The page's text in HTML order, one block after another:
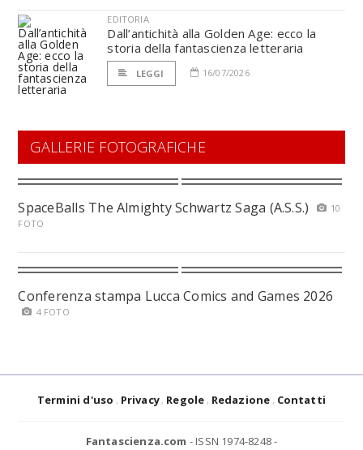
EDITORIA
Dall’antichità alla Golden Age: ecco la
storia della fantascienza letteraria
LEGGI 16/07/2026
GALLERIE FOTOGRAFICHE
SpaceBalls The Almighty Schwartz Saga (A.S.S.)
10
FOTO
Conferenza stampa Lucca Comics and Games 2026
4 FOTO
Termini d'uso Privacy Regole Redazione Contatti
Fantascienza.com - ISSN 1974-8248 -